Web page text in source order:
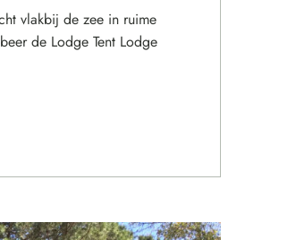
vlakbij de zee in ruime
de Lodge Tent Lodge